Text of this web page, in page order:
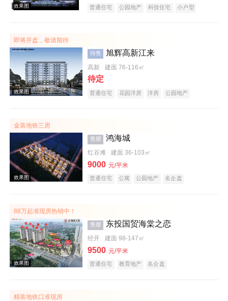
效果图
效果图
普通住宅 公园地产 科技住宅
小户型
即将开盘，敬请期待
待售 旭辉高新江来
高新 建面 76-116㎡
待定
普通住宅 花园洋房 洋房
公园地产
金装地铁三房
售罄 鸿海城
红谷滩 建面 36-103㎡
9000 元/平米
普通住宅 公寓 公园地产 名企盘
88万起准现房热销中！
售罄 东投国贸海棠之恋
经开 建面 98-147㎡
9500 元/平米
普通住宅 教育地产 名企盘
精装地铁口准现房